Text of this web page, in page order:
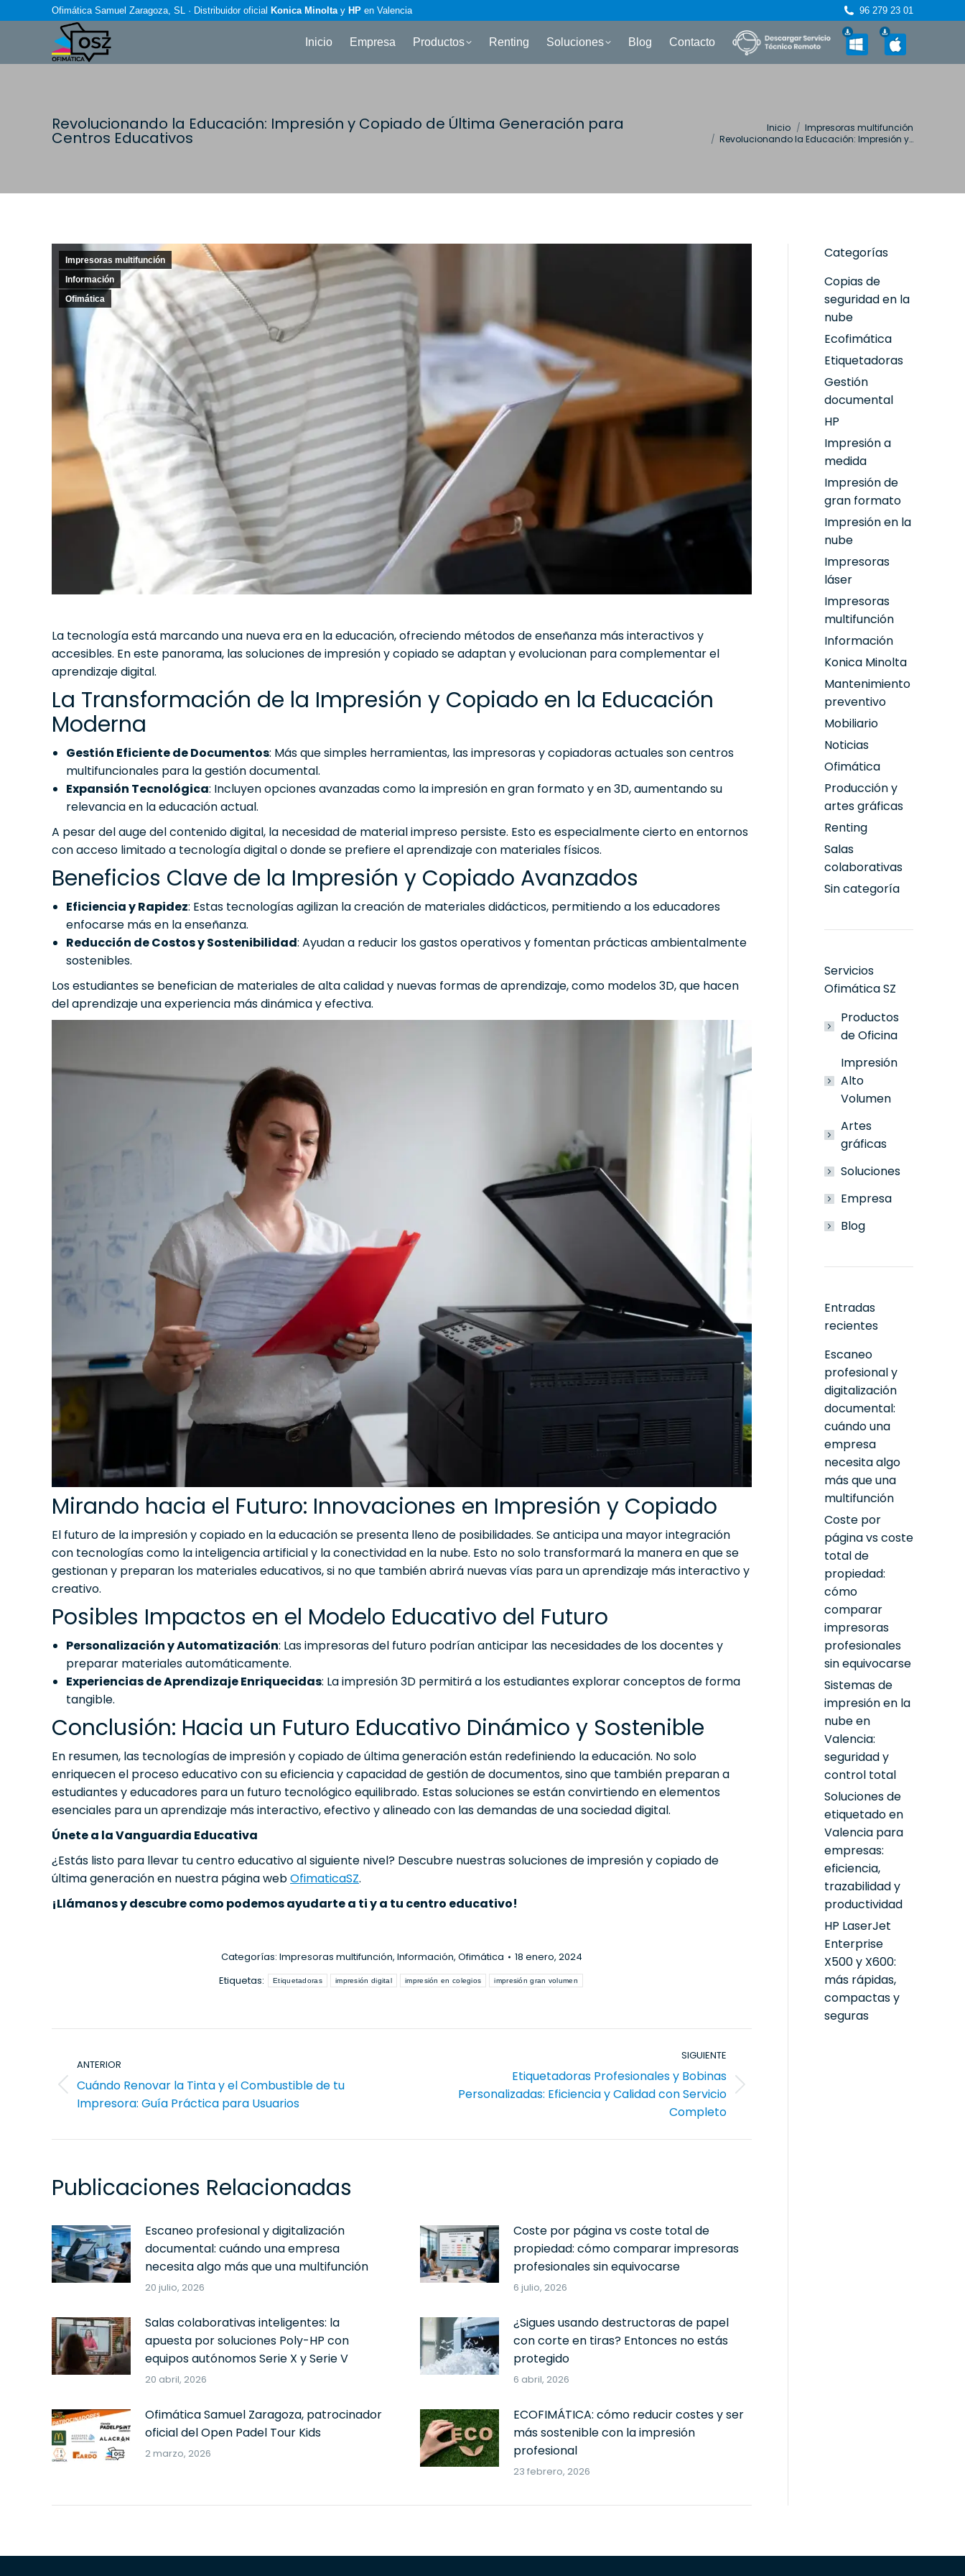
Ofimática Samuel Zaragoza, SL · Distribuidor oficial Konica Minoltay HP en Valencia 96 279 23 01
Inicio Empresa Productos Renting Soluciones Blog Contacto
Revolucionando la Educación: Impresión y Copiado de Última Generación para
Centros Educativos
Inicio
Impresoras multifunción
Revolucionando la Educación: Impresión y…
Impresoras multifunción
Información
Ofimática
La tecnología está marcando una nueva era en la educación, ofreciendo métodos de enseñanza más interactivos y
accesibles. En este panorama, las soluciones de impresión y copiado se adaptan y evolucionan para complementar el
aprendizaje digital.
La Transformación de la Impresión y Copiado en la Educación
Moderna
Gestión Eficiente de Documentos: Más que simples herramientas, las impresoras y copiadoras actuales son centros
multifuncionales para la gestión documental.
Expansión Tecnológica: Incluyen opciones avanzadas como la impresión en gran formato y en 3D, aumentando su
relevancia en la educación actual.
A pesar del auge del contenido digital, la necesidad de material impreso persiste. Esto es especialmente cierto en entornos
con acceso limitado a tecnología digital o donde se prefiere el aprendizaje con materiales físicos.
Beneficios Clave de la Impresión y Copiado Avanzados
Eficiencia y Rapidez: Estas tecnologías agilizan la creación de materiales didácticos, permitiendo a los educadores
enfocarse más en la enseñanza.
Reducción de Costos y Sostenibilidad: Ayudan a reducir los gastos operativos y fomentan prácticas ambientalmente
sostenibles.
Los estudiantes se benefician de materiales de alta calidad y nuevas formas de aprendizaje, como modelos 3D, que hacen
del aprendizaje una experiencia más dinámica y efectiva.
Mirando hacia el Futuro: Innovaciones en Impresión y Copiado
El futuro de la impresión y copiado en la educación se presenta lleno de posibilidades. Se anticipa una mayor integración
con tecnologías como la inteligencia artificial y la conectividad en la nube. Esto no solo transformará la manera en que se
gestionan y preparan los materiales educativos, si no que también abrirá nuevas vías para un aprendizaje más interactivo y
creativo.
Posibles Impactos en el Modelo Educativo del Futuro
Personalización y Automatización: Las impresoras del futuro podrían anticipar las necesidades de los docentes y
preparar materiales automáticamente.
Experiencias de Aprendizaje Enriquecidas: La impresión 3D permitirá a los estudiantes explorar conceptos de forma
tangible.
Conclusión: Hacia un Futuro Educativo Dinámico y Sostenible
En resumen, las tecnologías de impresión y copiado de última generación están redefiniendo la educación. No solo
enriquecen el proceso educativo con su eficiencia y capacidad de gestión de documentos, sino que también preparan a
estudiantes y educadores para un futuro tecnológico equilibrado. Estas soluciones se están convirtiendo en elementos
esenciales para un aprendizaje más interactivo, efectivo y alineado con las demandas de una sociedad digital.
Únete a la Vanguardia Educativa
¿Estás listo para llevar tu centro educativo al siguiente nivel? Descubre nuestras soluciones de impresión y copiado de
última generación en nuestra página webOfimaticaSZ.
¡Llámanos y descubre como podemos ayudarte a ti y a tu centro educativo!
Categorías: Impresoras multifunción, Información, Ofimática
18 enero, 2024
Etiquetas:
Etiquetadoras impresión digital impresión en colegios impresión gran volumen
entre
publicaciones
ANTERIOR
Publicación
anterior:
Cuándo Renovar la Tinta y el Combustible de tu
Impresora: Guía Práctica para Usuarios
SIGUIENTE
Publicación
Etiquetadoras Profesionales y Bobinas
Personalizadas: Eficiencia y Calidad con Servicio
Completo
Publicaciones Relacionadas
Escaneo profesional y digitalización
documental: cuándo una empresa
necesita algo más que una multifunción
20 julio, 2026
Coste por página vs coste total de
propiedad: cómo comparar impresoras
profesionales sin equivocarse
6 julio, 2026
Salas colaborativas inteligentes: la
apuesta por soluciones Poly-HP con
equipos autónomos Serie X y Serie V
20 abril, 2026
¿Sigues usando destructoras de papel
con corte en tiras? Entonces no estás
protegido
6 abril, 2026
Ofimática Samuel Zaragoza, patrocinador
oficial del Open Padel Tour Kids
2 marzo, 2026
ECOFIMÁTICA: cómo reducir costes y ser
más sostenible con la impresión
profesional
23 febrero, 2026
Categorías
Copias de
seguridad en la
nube
Ecofimática
Etiquetadoras
Gestión
documental
HP
Impresión a
medida
Impresión de
gran formato
Impresión en la
nube
Impresoras
láser
Impresoras
multifunción
Información
Konica Minolta
Mantenimiento
preventivo
Mobiliario
Noticias
Ofimática
Producción y
artes gráficas
Renting
Salas
colaborativas
Sin categoría
Servicios
Ofimática SZ
Productos
de Oficina
Impresión
Alto
Volumen
Artes
gráficas
Soluciones
Empresa
Blog
Entradas
recientes
Escaneo
profesional y
digitalización
documental:
cuándo una
empresa
necesita algo
más que una
multifunción
Coste por
página vs coste
total de
propiedad:
cómo
comparar
impresoras
profesionales
sin equivocarse
Sistemas de
impresión en la
nube en
Valencia:
seguridad y
control total
Soluciones de
etiquetado en
Valencia para
empresas:
eficiencia,
trazabilidad y
productividad
HP LaserJet
Enterprise
X500 y X600:
más rápidas,
compactas y
seguras